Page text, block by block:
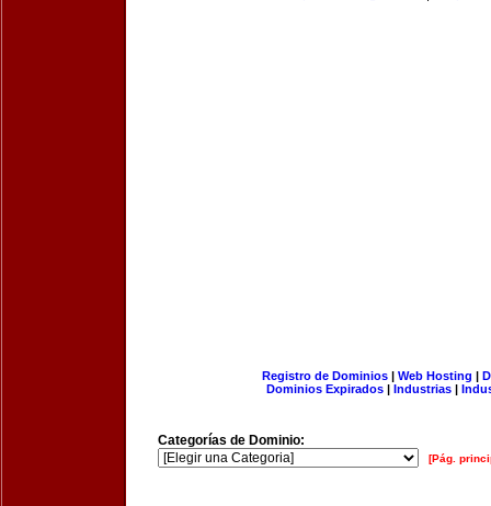
Registro de Dominios| Web Hosting |
Dominios Expirados | Industrias |
Categorías de Dominio:
[Pág.